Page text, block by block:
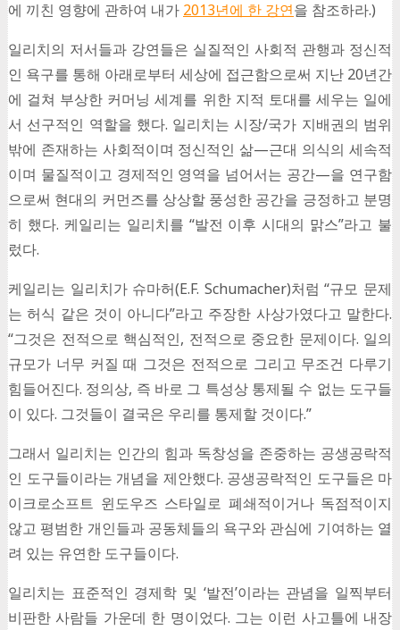
에 끼친 영향에 관하여 내가 2013년에 한 강연을 참조하라.)
일리치의 저서들과 강연들은 실질적인 사회적 관행과 정신적
인 욕구를 통해 아래로부터 세상에 접근함으로써 지난 20년간
에 걸쳐 부상한 커머닝 세계를 위한 지적 토대를 세우는 일에
서 선구적인 역할을 했다. 일리치는 시장/국가 지배권의 범위
밖에 존재하는 사회적이며 정신적인 삶—근대 의식의 세속적
이며 물질적이고 경제적인 영역을 넘어서는 공간—을 연구함
으로써 현대의 커먼즈를 상상할 풍성한 공간을 긍정하고 분명
히 했다. 케일리는 일리치를 “발전 이후 시대의 맑스”라고 불
렀다.
케일리는 일리치가 슈마허(E.F. Schumacher)처럼 “규모 문제
는 허식 같은 것이 아니다”라고 주장한 사상가였다고 말한다.
“그것은 전적으로 핵심적인, 전적으로 중요한 문제이다. 일의
규모가 너무 커질 때 그것은 전적으로 그리고 무조건 다루기
힘들어진다. 정의상, 즉 바로 그 특성상 통제될 수 없는 도구들
이 있다. 그것들이 결국은 우리를 통제할 것이다.”
그래서 일리치는 인간의 힘과 독창성을 존중하는 공생공락적
인 도구들이라는 개념을 제안했다. 공생공락적인 도구들은 마
이크로소프트 윈도우즈 스타일로 폐쇄적이거나 독점적이지
않고 평범한 개인들과 공동체들의 욕구와 관심에 기여하는 열
려 있는 유연한 도구들이다.
일리치는 표준적인 경제학 및 ‘발전’이라는 관념을 일찍부터
비판한 사람들 가운데 한 명이었다. 그는 이런 사고틀에 내장